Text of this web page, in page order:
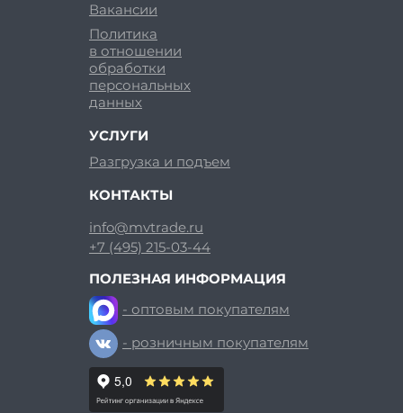
Вакансии
Политика
в отношении
обработки
персональных
данных
УСЛУГИ
Разгрузка и подъем
КОНТАКТЫ
info@mvtrade.ru
+7 (495) 215-03-44
ПОЛЕЗНАЯ ИНФОРМАЦИЯ
- оптовым покупателям
- розничным покупателям